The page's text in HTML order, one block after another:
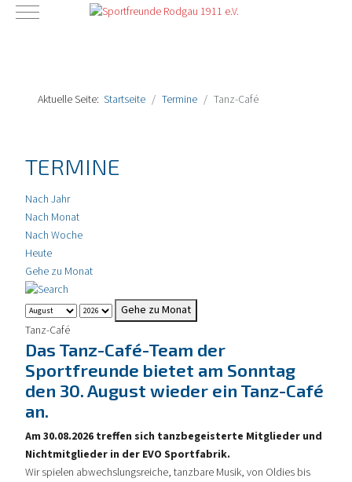
Mobile Menu Toggle
Aktuelle Seite: Startseite Termine Tanz-Café
TERMINE
Nach Jahr
Nach Monat
Nach Woche
Heute
Gehe zu Monat
Gehe zu Monat
Tanz-Café
Das Tanz-Café-Team der
Sportfreunde bietet am Sonntag
den 30. August wieder ein Tanz-Café
an.
Am 30.08.2026 treffen sich tanzbegeisterte Mitglieder und
Nichtmitglieder in der EVO Sportfabrik.
Wir spielen abwechslungsreiche, tanzbare Musik, von Oldies bis